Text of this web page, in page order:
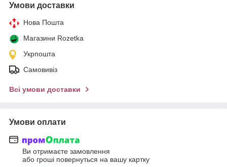
Умови доставки
Нова Пошта
Магазини Rozetka
Укрпошта
Самовивіз
Всі умови доставки
Умови оплати
Ви отримаєте замовлення
або гроші повернуться на вашу картку